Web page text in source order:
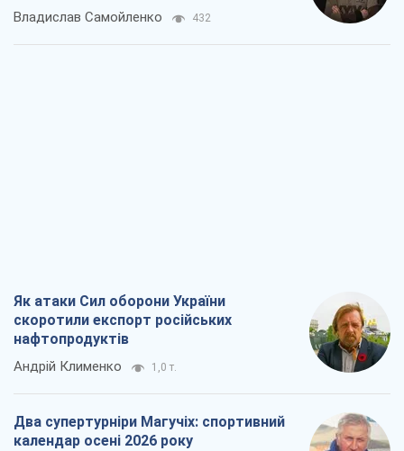
Владислав Самойленко 432
Як атаки Сил оборони України
скоротили експорт російських
нафтопродуктів
Андрій Клименко 1,0 т.
Два супертурніри Магучіх: спортивний
календар осені 2026 року